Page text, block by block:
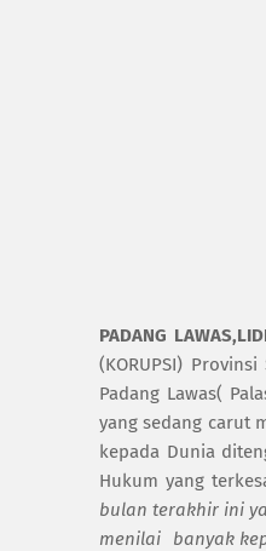
PADANG LAWAS,
(KORUPSI)
Padang Lawas(
yang sedang carut
kepada Dunia
Hukum yang
bulan terakhir ini
menilai
banyak